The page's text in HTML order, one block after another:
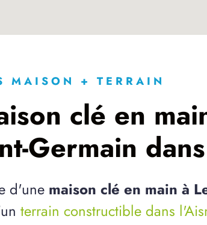
MAISON + TERRAIN
clé en
Germain
d'une maison clé en main à
terrain constructible dans